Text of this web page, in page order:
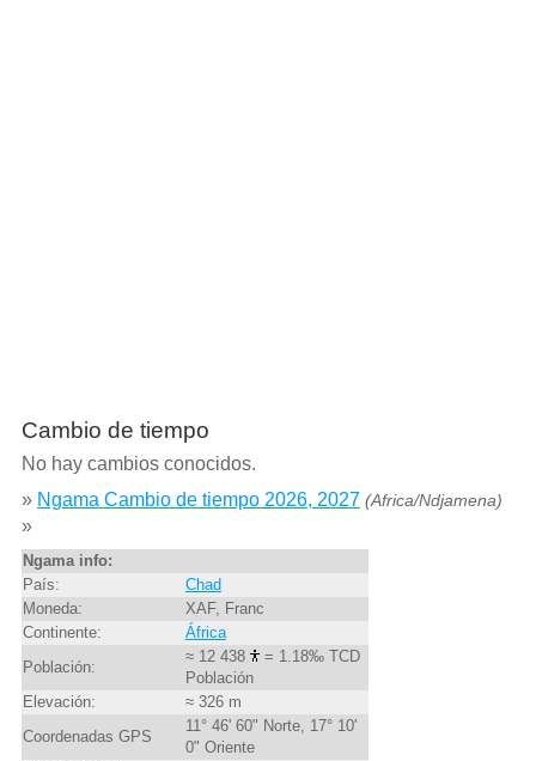
Cambio de tiempo
No hay cambios conocidos.
» Ngama Cambio de tiempo 2026, 2027 (Africa/Ndjamena)
»
Ngama info:
País:
Chad
Moneda:
XAF, Franc
Continente:
África
Población:
≈ 12 438
= 1.18‰ TCD
Población
Elevación:
≈ 326 m
Coordenadas GPS
11° 46' 60" Norte, 17° 10'
0" Oriente